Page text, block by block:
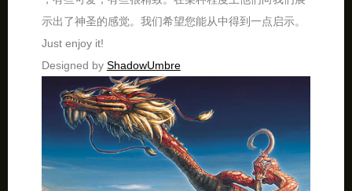
示出了神圣的感觉。我们希望您能从中得到一点启示。
Just enjoy it!
Designed by ShadowUmbre